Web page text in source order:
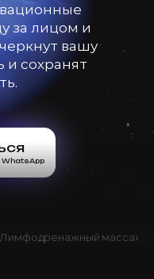
за лицом и
вашу
и сохранят
WhatsApp
Лимфодренажный массаж,